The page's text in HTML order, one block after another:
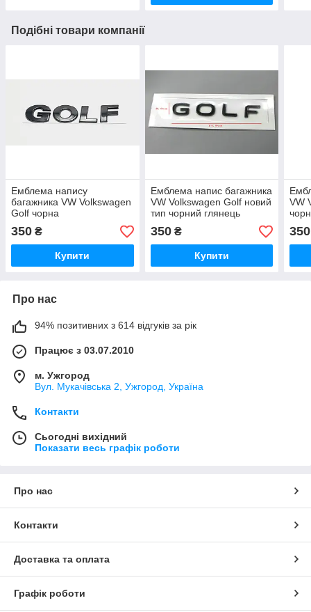
Подібні товари компанії
Емблема напису
багажника VW Volkswagen
Golf чорна
350 ₴
Купити
Емблема напис багажника
VW Volkswagen Golf новий
тип чорний глянець
350₴
Купити
VW
350
Про нас
94% позитивних з 614 відгуків за рік
Працює з 03.07.2010
м. Ужгород
Вул. Мукачівська 2, Ужгород, Україна
Контакти
Сьогодні вихідний
Показати весь графік роботи
Про нас
Контакти
Доставка та оплата
Графік роботи